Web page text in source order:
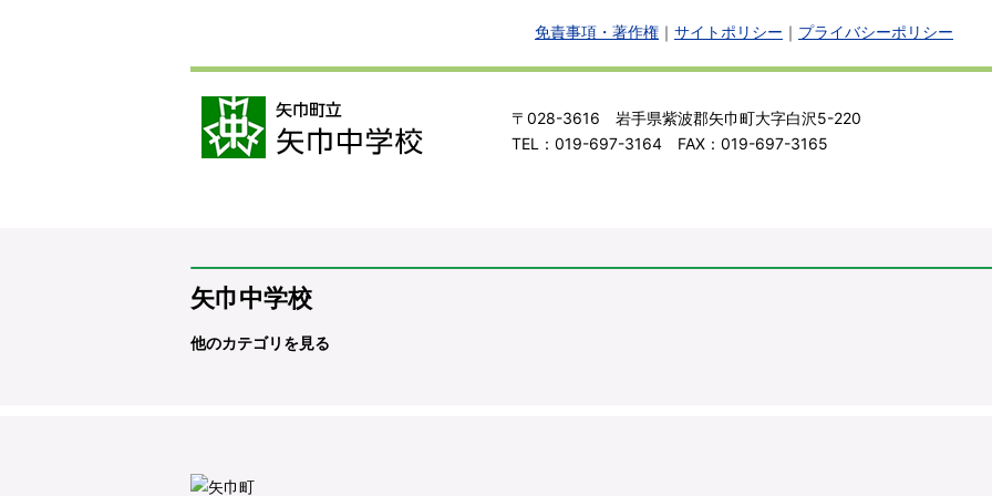
免責事項・著作権 ｜ サイトポリシー ｜ プライバシーポリシー
〒028-3616 岩手県紫波郡矢巾町大字白沢5-220
TEL：019-697-3164 FAX：019-697-3165
矢巾中学校
他のカテゴリを見る